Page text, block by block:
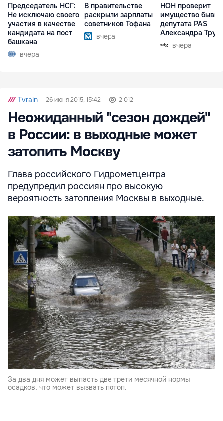
Председатель НСГ:
Не исключаю своего
участия в качестве
кандидата на пост
башкана
вчера
В правительстве
раскрыли зарплаты
советников Тофана
вчера
НОН проверит
имущество
депутата PAS
Александра
вчера
Tvrain 26 июня 2015, 15:42 2 012
Неожиданный "сезон дождей"
в России: в выходные может
затопить Москву
Глава российского Гидрометцентра
предупредил россиян про высокую
вероятность затопления Москвы в выходные.
За два дня может выпасть две трети месячной нормы
осадков, что может вызвать потоп.